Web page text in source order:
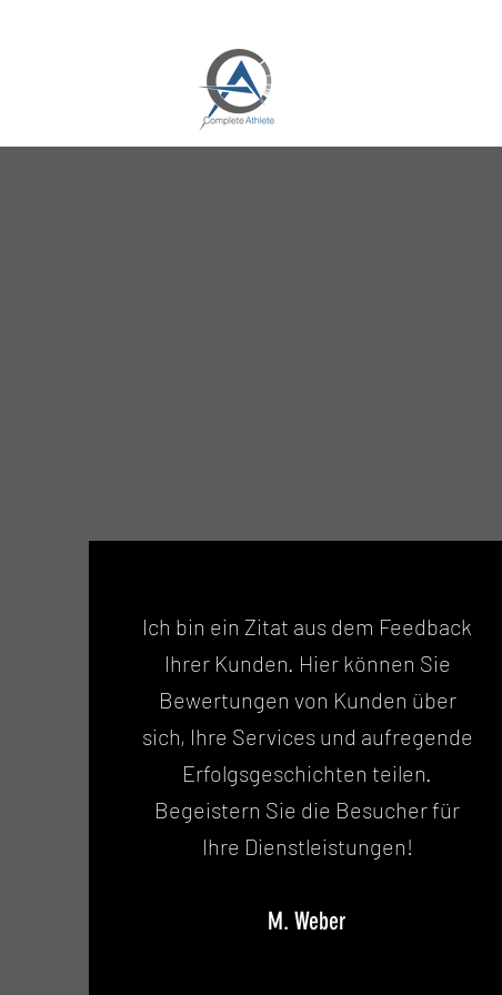
Ich bin ein Zitat aus dem Feedback
Ihrer Kunden. Hier können Sie
Bewertungen von Kunden über
sich, Ihre Services und aufregende
Erfolgsgeschichten teilen.
Begeistern Sie die Besucher für
Ihre Dienstleistungen!
M. Weber